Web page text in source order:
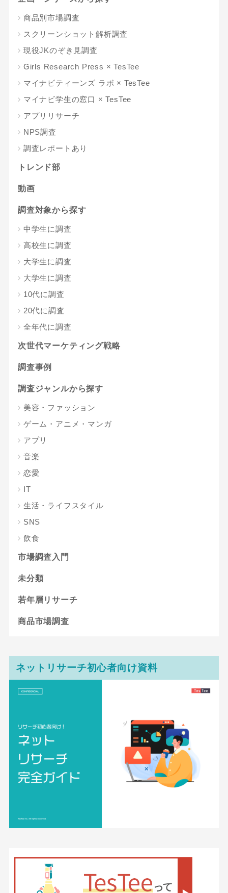
商品別市場調査
スクリーンショット解析調査
現役JKのぞき見調査
Girls Research Press × TesTee
マイナビティーンズ ラボ × TesTee
マイナビ学生の窓口 × TesTee
アプリリサーチ
NPS調査
調査レポートあり
トレンド部
動画
調査対象から探す
中学生に調査
高校生に調査
大学生に調査
大学生に調査
10代に調査
20代に調査
全年代に調査
次世代マーケティング戦略
調査事例
調査ジャンルから探す
美容・ファッション
ゲーム・アニメ・マンガ
アプリ
音楽
恋愛
IT
生活・ライフスタイル
SNS
飲食
市場調査入門
未分類
若年層リサーチ
商品市場調査
ネットリサーチ初心者向け資料